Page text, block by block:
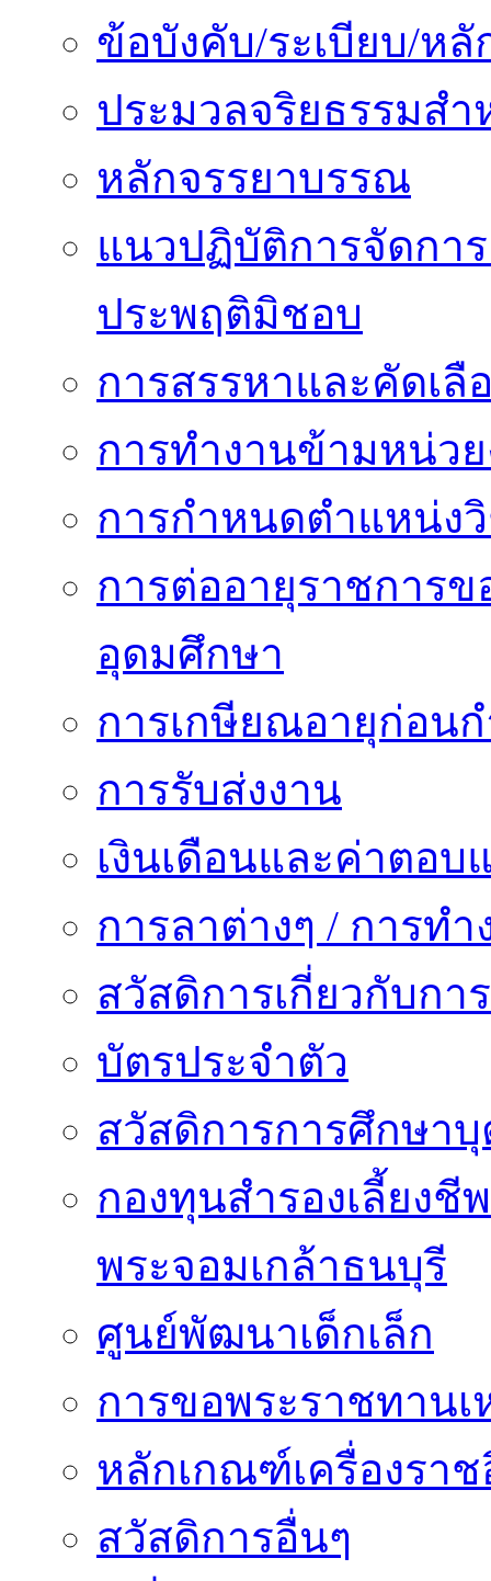
ข้อบังคับ/ระเบียบ/ห
ประมวลจริยธรรมส
หลักจรรยาบรรณ
แนวปฏิบัติการจัดการ
ประพฤติมิชอบ
การสรรหาและคัดเลื
การทำงานข้ามหน่ว
การกำหนดตำแหน่ง
การต่ออายุราชการ
อุดมศึกษา
การเกษียณอายุก่อน
การรับส่งงาน
เงินเดือนและค่าตอบ
การลาต่างๆ / การทำ
สวัสดิการเกี่ยวกับกา
บัตรประจำตัว
สวัสดิการการศึกษาบุ
กองทุนสำรองเลี้ยง
พระจอมเกล้าธนบุรี
ศูนย์พัฒนาเด็กเล็ก
การขอพระราชทาน
หลักเกณฑ์เครื่องรา
สวัสดิการอื่นๆ